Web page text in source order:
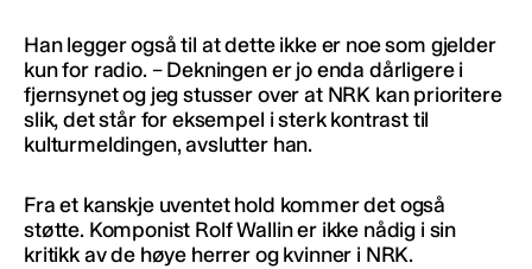
Han legger også til at dette ikke er noe som gjelder
kun for radio. – Dekningen er jo enda dårligere i
fjernsynet og jeg stusser over at NRK kan prioritere
slik, det står for eksempel i sterk kontrast til
kulturmeldingen, avslutter han.
Fra et kanskje uventet hold kommer det også
støtte. Komponist Rolf Wallin er ikke nådig i sin
kritikk av de høye herrer og kvinner i NRK.